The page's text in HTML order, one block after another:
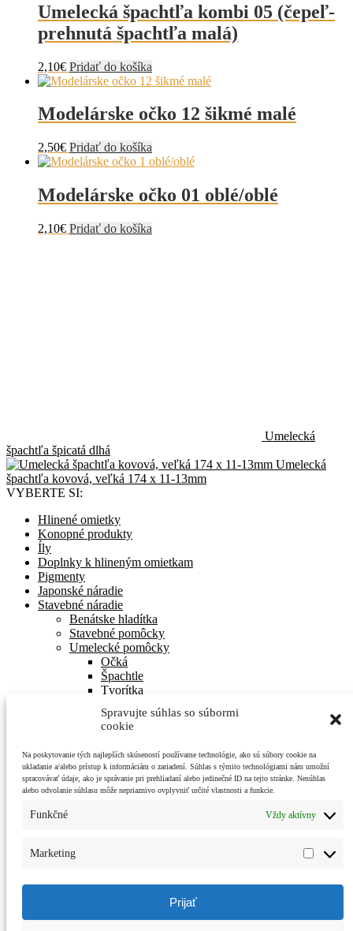
Spravujte súhlas so súbormi
cookie
Na poskytovanie tých najlepších skúseností používame technológie, ako sú súbory cookie na
ukladanie a/alebo prístup k informáciám o zariadení. Súhlas s týmito technológiami nám umožní
spracovávať údaje, ako je správanie pri prehliadaní alebo jedinečné ID na tejto stránke. Nesúhlas
alebo odvolanie súhlasu môže nepriaznivo ovplyvniť určité vlastnosti a funkcie.
Funkčné Vždy aktívny
Marketing
Prijať
Umelecká špachtľa kombi 05 (čepeľ-
prehnutá špachtľa malá)
2,10€ Pridať do košíka
Modelárske očko 12 šikmé malé
2,50€ Pridať do košíka
Modelárske očko 01 oblé/oblé
2,10€ Pridať do košíka
Umelecká
špachtľa špicatá dlhá
Umelecká
špachtľa kovová, veľká 174 x 11-13mm
VYBERTE SI:
Hlinené omietky
Konopné produkty
Íly
Doplnky k hlineným omietkam
Pigmenty
Japonské náradie
Stavebné náradie
Benátske hladítka
Stavebné pomôcky
Umelecké pomôcky
Očká
Špachtle
Tvorítka
DOPREDAJ
Košík
© HLINÁR Stano Prorok 2026
Zásady ochrany osobných údajovBuilt with WooCommerce
Môj účet
Cart0
Umelecká špachtľa špicatá veľká
Pridať do košíka